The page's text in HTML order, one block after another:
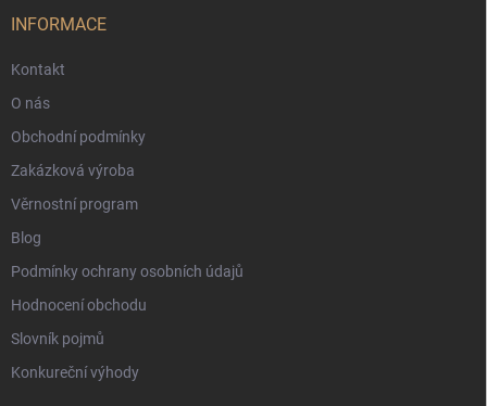
INFORMACE
Kontakt
O nás
Obchodní podmínky
Zakázková výroba
Věrnostní program
Blog
Podmínky ochrany osobních údajů
Hodnocení obchodu
Slovník pojmů
Konkureční výhody